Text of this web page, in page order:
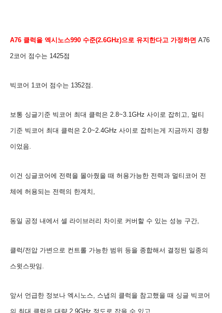
A76 클럭을 엑시노스990 수준(2.6GHz)으로 유지한다고 가정하면 A76
2코어 점수는 1425점
빅코어 1 코어 점수는 1352점.
보통 싱글기준 빅코어 최대 클럭은 2.8~3.1GHz 사이로 잡히고, 멀티
기준 빅코어 최대 클럭은 2.0~2.4GHz 사이로 잡히는게 지금까지 경향
이었음.
이건 싱글코어에 전력을 몰아줬을 때 허용가능한 전력과 멀티코어 전
체에 허용되는 전력의 한계치,
동일 공정 내에서 셀 라이브러리 차이로 커버할 수 있는 성능 구간,
클럭/전압 가변으로 컨트롤 가능한 범위 등을 종합해서 결정된 일종의
스윗스팟임.
앞서 언급한 정보나 엑시노스, 스냅의 클럭을 참고했을 때 싱글 빅코어
의 최대 클럭은 대략 2.9GHz 정도로 잡을 수 있고